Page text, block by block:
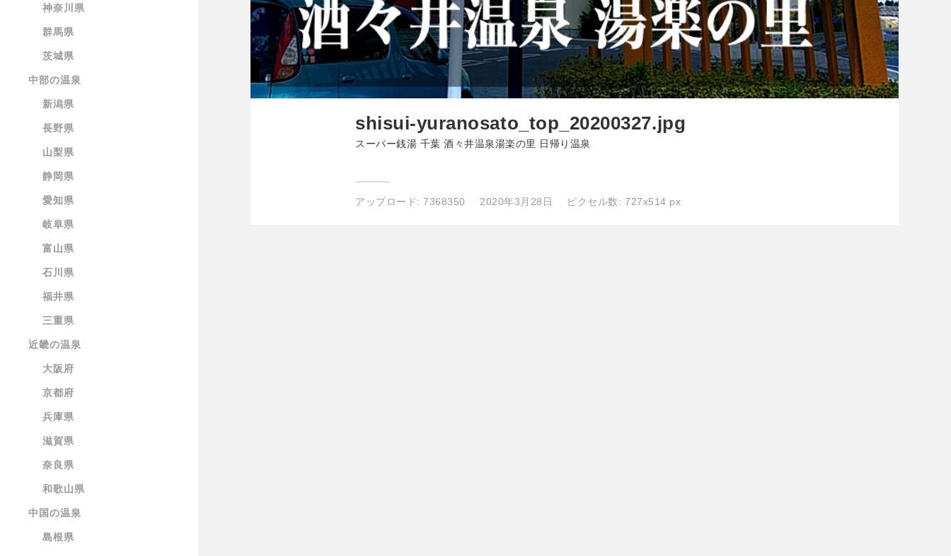
神奈川県
群馬県
茨城県
中部の温泉
新潟県
長野県
山梨県
静岡県
愛知県
岐阜県
富山県
石川県
福井県
三重県
近畿の温泉
大阪府
京都府
兵庫県
滋賀県
奈良県
和歌山県
中国の温泉
島根県
shisui-yuranosato_top_20200327.jpg
スーパー銭湯 千葉 酒々井温泉湯楽の里 日帰り温泉
アップロード:7368350 2020年3月28日 ピクセル数: 727x514 px